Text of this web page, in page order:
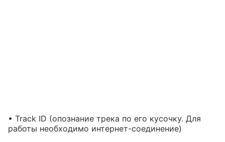
• Track ID (опознание трека по его кусочку. Для
работы необходимо интернет-соединение)